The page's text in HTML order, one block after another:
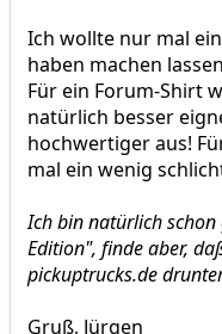
Ich wollte nur mal
haben machen
Für ein Forum-Shirt
natürlich besser
hochwertiger aus!
mal ein wenig
Ich bin natürlich
Edition", finde aber,
pickuptrucks.de
Gruß, Jürgen